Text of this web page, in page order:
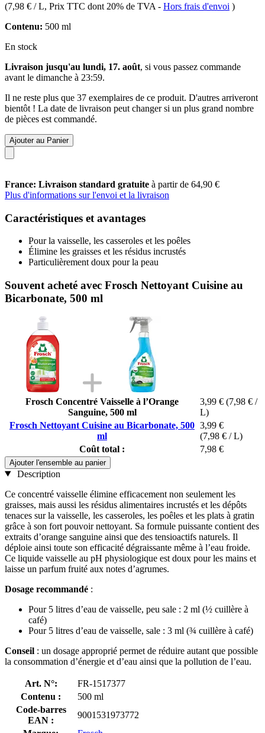
(7,98 € / L, Prix TTC dont 20% de TVA - Hors frais d'envoi )
Contenu: 500 ml
En stock
Livraison jusqu'au lundi, 17. août, si vous passez commande
avant le dimanche à 23:59.
Il ne reste plus que 37 exemplaires de ce produit. D'autres arriveront
bientôt ! La date de livraison peut changer si un plus grand nombre
de pièces est commandé.
Ajouter au Panier
France: Livraison standard gratuite à partir de 64,90 €
Plus d'informations sur l'envoi et la livraison
Caractéristiques et avantages
Pour la vaisselle, les casseroles et les poêles
Élimine les graisses et les résidus incrustés
Particulièrement doux pour la peau
Souvent acheté avec Frosch Nettoyant Cuisine au
Bicarbonate, 500 ml
Frosch Concentré Vaisselle à l’Orange
Sanguine, 500 ml
3,99 € (7,98 € /
L)
Frosch Nettoyant Cuisine au Bicarbonate, 500
ml
3,99 €
(7,98 € / L)
Coût total :
7,98 €
Ajouter l'ensemble au panier
Description
Ce concentré vaisselle élimine efficacement non seulement les
graisses, mais aussi les résidus alimentaires incrustés et les dépôts
tenaces sur la vaisselle, les casseroles, les poêles et les plats à gratin
grâce à son fort pouvoir nettoyant. Sa formule puissante contient des
extraits d’orange sanguine ainsi que des tensioactifs naturels. Il
déploie ainsi toute son efficacité dégraissante même à l’eau froide.
Ce liquide vaisselle au pH physiologique est doux pour les mains et
laisse un parfum fruité aux notes d’agrumes.
Dosage recommandé :
Pour 5 litres d’eau de vaisselle, peu sale : 2 ml (½ cuillère à
café)
Pour 5 litres d’eau de vaisselle, sale : 3 ml (¾ cuillère à café)
Conseil : un dosage approprié permet de réduire autant que possible
la consommation d’énergie et d’eau ainsi que la pollution de l’eau.
Art. N°:
FR-1517377
Contenu :
500 ml
Code-barres
EAN :
9001531973772